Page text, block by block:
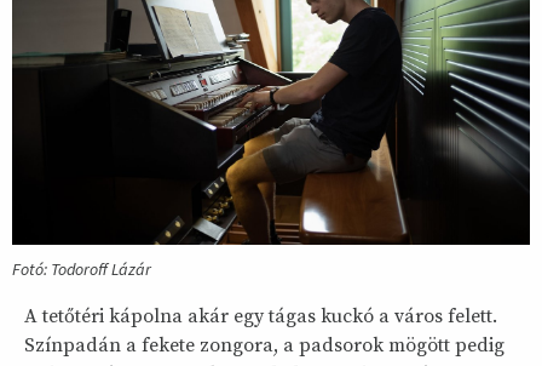
Fotó: Todoroff Lázár
A tetőtéri kápolna akár egy tágas kuckó a város felett.
Színpadán a fekete zongora, a padsorok mögött pedig